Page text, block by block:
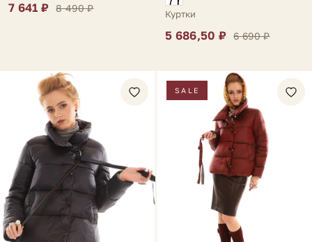
7 641 ₽ 8 490 ₽ Куртки
5 686,50 ₽ 6 690 ₽
SALE